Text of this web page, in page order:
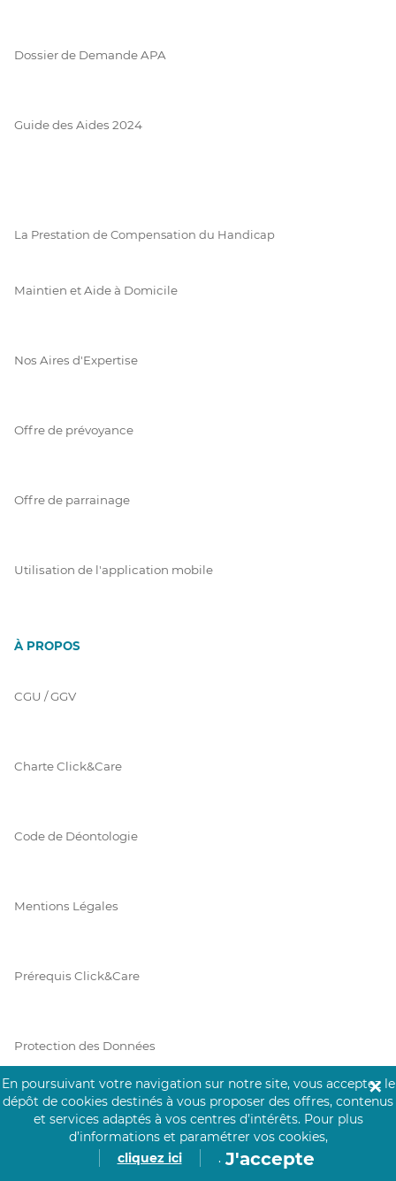
Dossier de Demande APA
Guide des Aides 2024
La Prestation de Compensation du Handicap
Maintien et Aide à Domicile
Nos Aires d'Expertise
Offre de prévoyance
Offre de parrainage
Utilisation de l'application mobile
À PROPOS
CGU / GGV
Charte Click&Care
Code de Déontologie
Mentions Légales
Prérequis Click&Care
Protection des Données
Vie Privée
En poursuivant votre navigation sur notre site, vous acceptez le
dépôt de cookies destinés à vous proposer des offres, contenus
et services adaptés à vos centres d’intérêts. Pour plus
d’informations et paramétrer vos cookies,
cliquez ici
. J'accepte
✕